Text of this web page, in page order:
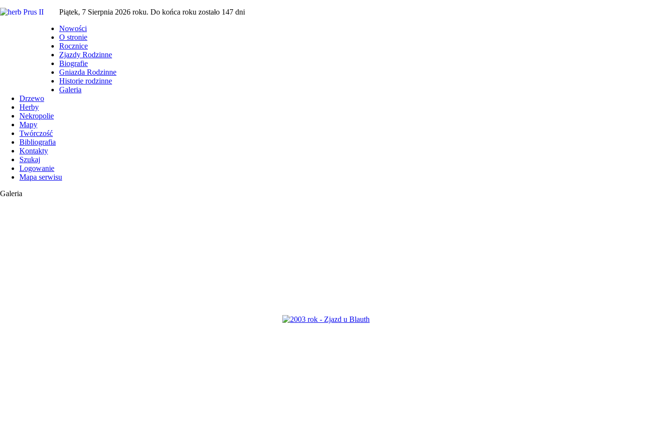
Piątek, 7 Sierpnia 2026 roku. Do końca roku zostało 147 dni
Nowości
O stronie
Rocznice
Zjazdy Rodzinne
Biografie
Gniazda Rodzinne
Historie rodzinne
Galeria
Drzewo
Herby
Nekropolie
Mapy
Twórczość
Bibliografia
Kontakty
Szukaj
Logowanie
Mapa serwisu
Galeria